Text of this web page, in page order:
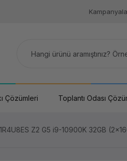
Çözümleri Toplantı Odası
Z2 G5 i9-10900K 32GB